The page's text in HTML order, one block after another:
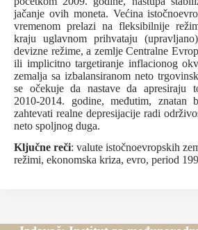
jačanje ovih moneta. Većina
vremenom prelazi na fleksibilnije
kraju uglavnom prihvataju
devizne režime, a zemlje Centralne
ili implicitno targetiranje inflacionog
zemalja sa izbalansiranom neto
se očekuje da nastave da apresiraju
2010-2014. godine, međutim, znatan
zahtevati realne depresijacije radi
neto spoljnog duga.
Ključne reči: valute istočnoevropskih
režimi, ekonomska kriza, evro, period